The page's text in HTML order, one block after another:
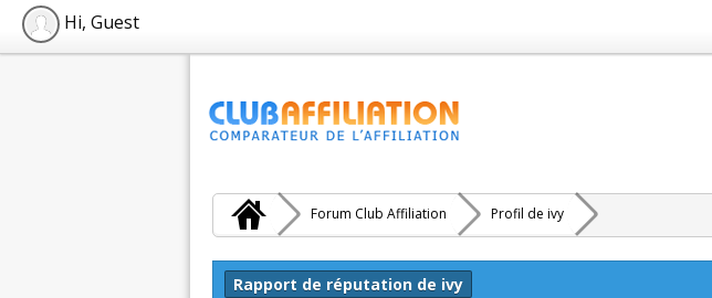
Hi, Guest
Forum Club Affiliation Profil de ivy
Rapport de réputation de ivy